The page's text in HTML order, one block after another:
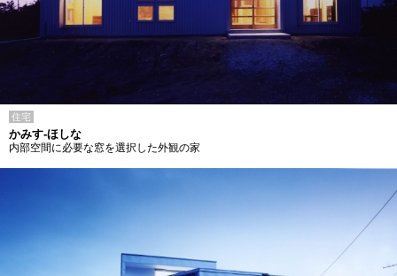
住宅
かみす-ほしな
内部空間に必要な窓を選択した外観の家